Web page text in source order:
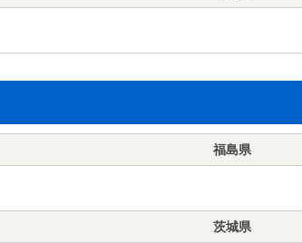
福島県
茨城県